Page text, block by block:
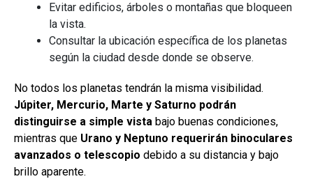
Evitar edificios, árboles o montañas que bloqueen
la vista.
Consultar la ubicación específica de los planetas
según la ciudad desde donde se observe.
No todos los planetas tendrán la misma visibilidad.
Júpiter, Mercurio, Marte y Saturno podrán
distinguirse a simple vista bajo buenas condiciones,
mientras que Urano y Neptuno requerirán binoculares
avanzados o telescopio debido a su distancia y bajo
brillo aparente.